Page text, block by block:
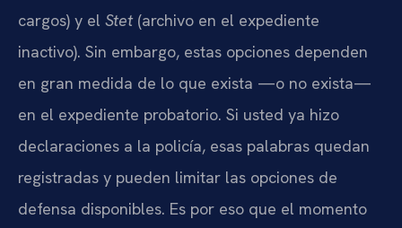
cargos) y el Stet(archivo en el expediente
inactivo). Sin embargo, estas opciones dependen
en gran medida de lo que exista —o no exista—
en el expediente probatorio. Si usted ya hizo
declaraciones a la policía, esas palabras quedan
registradas y pueden limitar las opciones de
defensa disponibles. Es por eso que el momento